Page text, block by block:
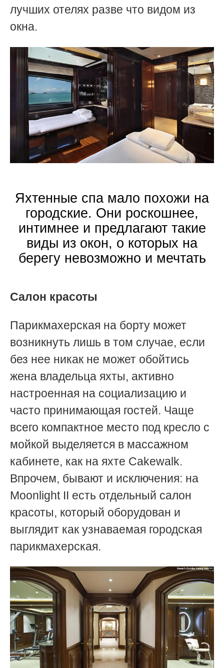
лучших отелях разве что видом из
окна.
Яхтенные спа мало похожи на
городские. Они роскошнее,
интимнее и предлагают такие
виды из окон, о которых на
берегу невозможно и мечтать
Салон красоты
Парикмахерская на борту может
возникнуть лишь в том случае, если
без нее никак не может обойтись
жена владельца яхты, активно
настроенная на социализацию и
часто принимающая гостей. Чаще
всего компактное место под кресло с
мойкой выделяется в массажном
кабинете, как на яхте Сakewalk.
Впрочем, бывают и исключения: на
Moonlight II есть отдельный салон
красоты, который оборудован и
выглядит как узнаваемая городская
парикмахерская.